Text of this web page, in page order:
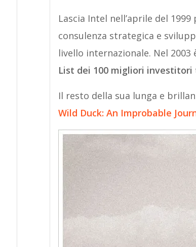
Lascia Intel nell’aprile del
consulenza strategica e
livello internazionale. Nel
List dei 100 migliori investitori
Il resto della sua lunga e
Wild Duck: An Improbable